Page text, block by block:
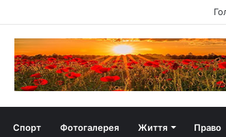
Спорт Фотогалерея Життя Право